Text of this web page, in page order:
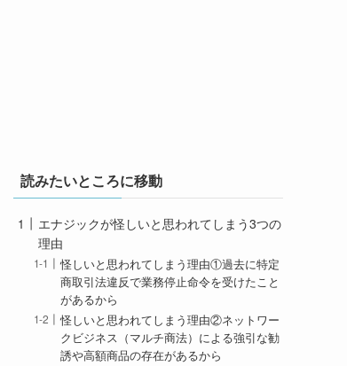
読みたいところに移動
エナジックが怪しいと思われてしまう3つの
理由
怪しいと思われてしまう理由①過去に特定
商取引法違反で業務停止命令を受けたこと
があるから
怪しいと思われてしまう理由②ネットワー
クビジネス（マルチ商法）による強引な勧
誘や高額商品の存在があるから